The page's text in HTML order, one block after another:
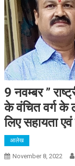
9 नवम्बर ”
के वंचित वर्ग के
लिए सहायता
आलेख
November 8, 2022